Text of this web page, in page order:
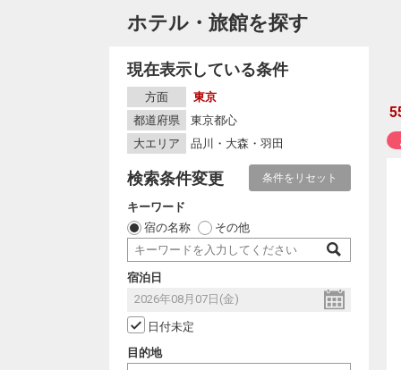
ホテル・旅館を探す
現在表示している条件
方面
東京
都道府県
東京都心
大エリア
品川・大森・羽田
検索条件変更 条件をリセット
キーワード
宿の名称
その他
宿泊日
日付未定
目的地